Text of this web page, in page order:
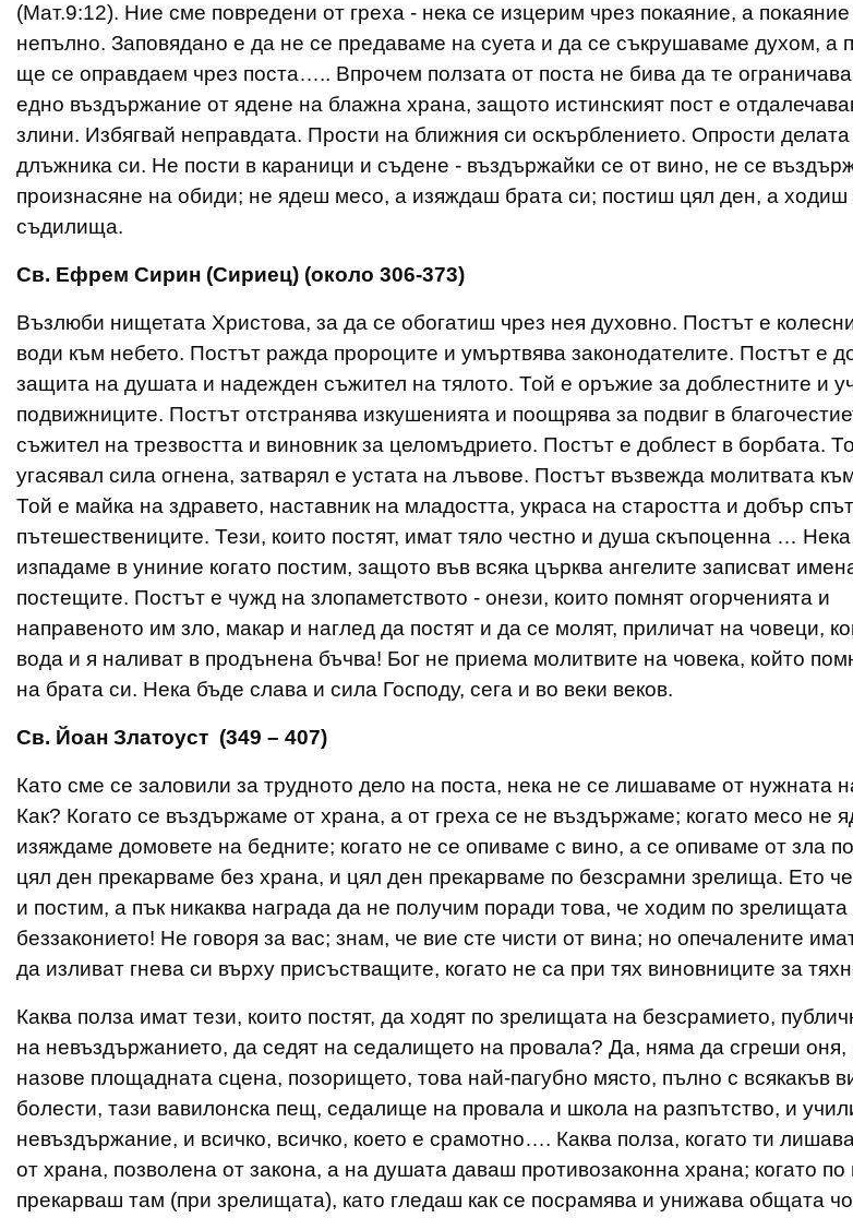
(Мат.9:12). Ние сме повредени от греха - нека се изцерим чрез покаяние, а покаяние
непълно. Заповядано е да не се предаваме на суета и да се съкрушаваме духом, а
ще се оправдаем чрез поста….. Впрочем ползата от поста не бива да те
едно въздържание от ядене на блажна храна, защото истинският пост е
злини. Избягвай неправдата. Прости на ближния си оскърблението. Опрости
длъжника си. Не пости в караници и съдене - въздържайки се от вино, не се
произнасяне на обиди; не ядеш месо, а изяждаш брата си; постиш цял ден, а ходиш
съдилища.
Св. Ефрем Сирин (Сириец) (около 306-373)
Възлюби нищетата Христова, за да се обогатиш чрез нея духовно. Постът е
води към небето. Постът ражда пророцитe и умъртвява законодателите. Постът е
защита на душата и надежден съжител на тялото. Той е оръжие за доблестните и
подвижниците. Постът отстранява изкушенията и поощрява за подвиг в
съжител на трезвостта и виновник за целомъдрието. Постът е доблест в борбата.
угасявал сила огнена, затварял е устата на лъвове. Постът възвежда молитвата
Той е майка на здравето, наставник на младостта, украса на старостта и добър
пътешествениците. Тези, които постят, имат тяло честно и душа скъпоценна …
изпадаме в униние когато постим, защото във всяка църква ангелите записват
постещите. Постът е чужд на злопаметството - онези, които помнят огорченията и
направеното им зло, макар и наглед да постят и да се молят, приличат на човеци,
вода и я наливат в продънена бъчва! Бог не приема молитвите на човека, който
на брата си. Нека бъде слава и сила Господу, сега и во веки веков.
Св. Йоан Златоуст (349 – 407)
Като сме се заловили за трудното дело на поста, нека не се лишаваме от нужната
Как? Когато се въздържаме от храна, а от греха се не въздържаме; когато месо не
изяждаме домовете на бедните; когато не се опиваме с вино, а се опиваме от зла
цял ден прекарваме без храна, и цял ден прекарваме по безсрамни зрелища. Ето
и постим, а пък никаква награда да не получим поради това, че ходим по зрелищата
беззаконието! Не говоря за вас; знам, че вие сте чисти от вина; но опечалените
да изливат гнева си върху присъстващите, когато не са при тях виновниците за
Каква полза имат тези, които постят, да ходят по зрелищата на безсрамието,
на невъздържанието, да седят на седалището на провала? Да, няма да сгреши оня,
назове площадната сцена, позорището, това най-пагубно място, пълно с всякакъв
болести, тази вавилонска пещ, седалище на провала и школа на разпътство, и
невъздържание, и всичко, всичко, което е срамотно…. Каква полза, когато ти
от храна, позволена от закона, а на душата даваш противозаконна храна; когато по
прекарваш там (при зрелищата), като гледаш как се посрамява и унижава общата